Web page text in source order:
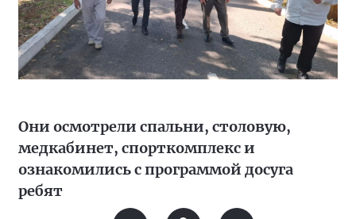
Они осмотрели спальни, столовую,
медкабинет, спорткомплекс и
ознакомились с программой досуга
ребят